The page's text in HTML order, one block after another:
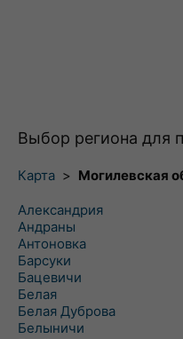
Выбор региона для
Карта > Могилевская
Александрия
Андраны
Антоновка
Барсуки
Бацевичи
Белая
Белая Дуброва
Белыничи